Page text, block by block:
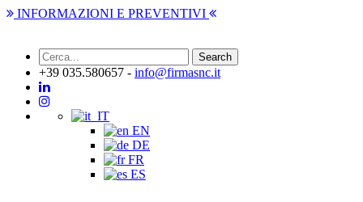
INFORMAZIONI E PREVENTIVI
+39 035.580657 - info@firmasnc.it
IT
EN
DE
FR
ES